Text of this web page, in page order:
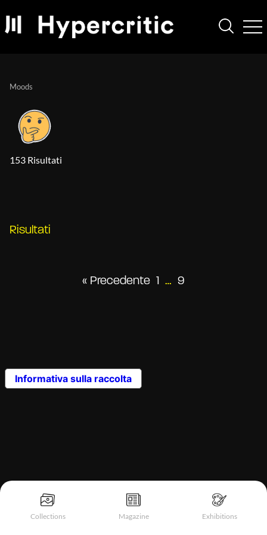
Collections Magazine Exhibitions
Moods
153 Risultati
Risultati
« Precedente 1 … 9
Informativa sulla raccolta